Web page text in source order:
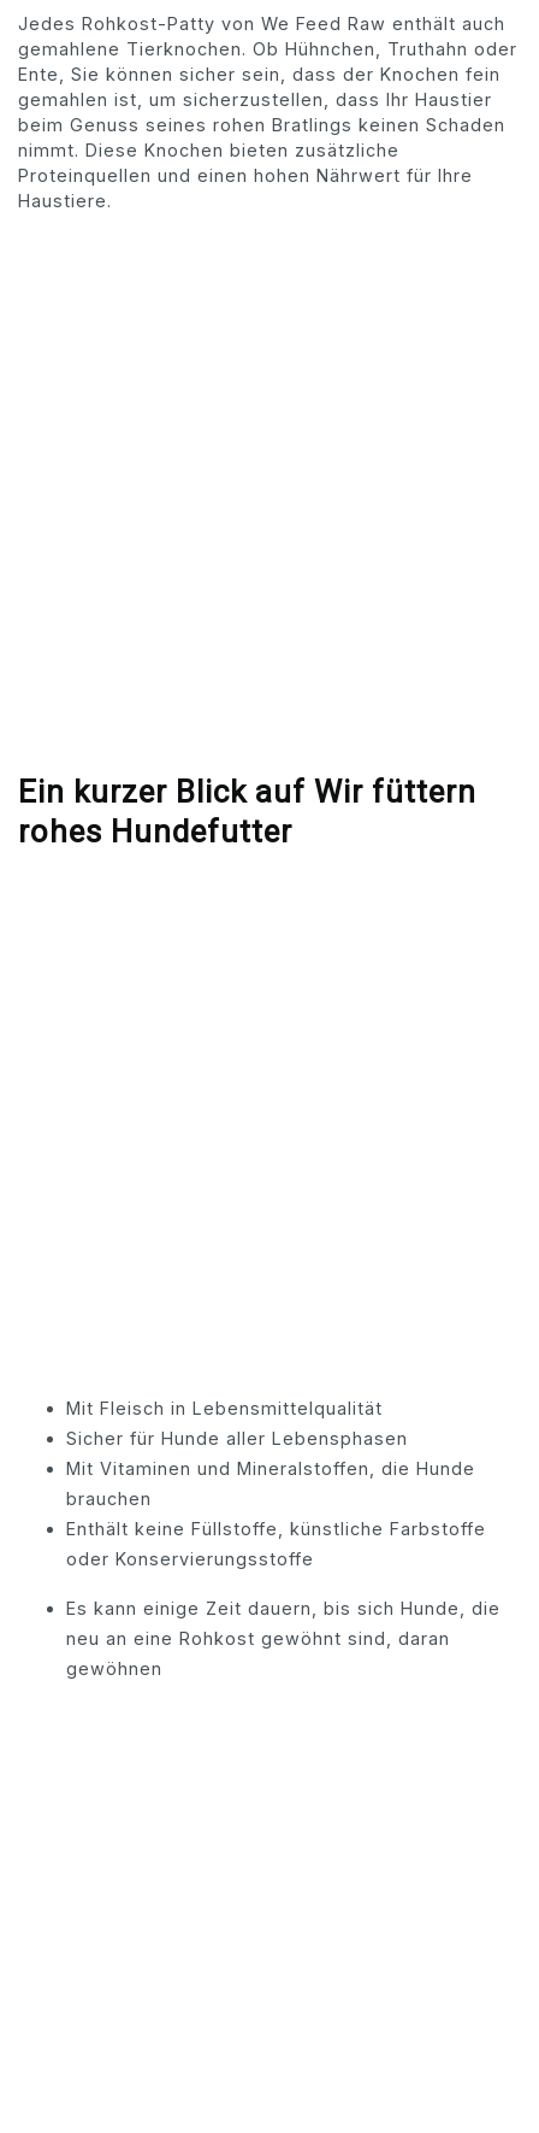
Jedes Rohkost-Patty von We Feed Raw enthält auch
gemahlene Tierknochen. Ob Hühnchen, Truthahn oder
Ente, Sie können sicher sein, dass der Knochen fein
gemahlen ist, um sicherzustellen, dass Ihr Haustier
beim Genuss seines rohen Bratlings keinen Schaden
nimmt. Diese Knochen bieten zusätzliche
Proteinquellen und einen hohen Nährwert für Ihre
Haustiere.
Ein kurzer Blick auf Wir füttern
rohes Hundefutter
Mit Fleisch in Lebensmittelqualität
Sicher für Hunde aller Lebensphasen
Mit Vitaminen und Mineralstoffen, die Hunde
brauchen
Enthält keine Füllstoffe, künstliche Farbstoffe
oder Konservierungsstoffe
Es kann einige Zeit dauern, bis sich Hunde, die
neu an eine Rohkost gewöhnt sind, daran
gewöhnen